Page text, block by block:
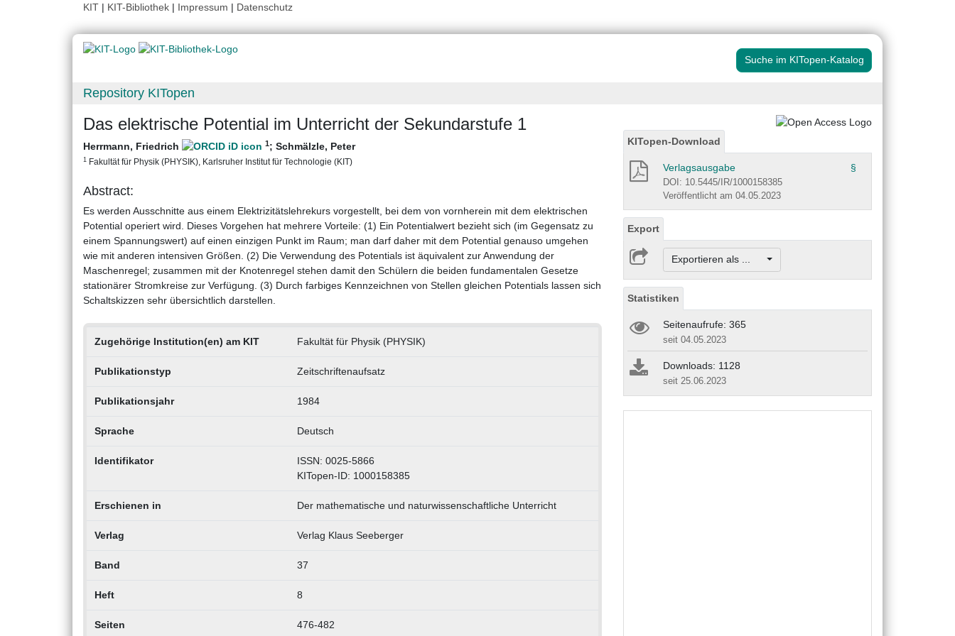
KIT | KIT-Bibliothek | Impressum | Datenschutz
Suche im KITopen-Katalog
Repository KITopen
Das elektrische Potential im Unterricht der Sekundarstufe 1
Herrmann, Friedrich 1; Schmälzle, Peter
1 Fakultät für Physik (PHYSIK), Karlsruher Institut für Technologie (KIT)
Abstract:
Es werden Ausschnitte aus einem Elektrizitätslehrekurs vorgestellt, bei dem von vornherein mit dem elektrischen
Potential operiert wird. Dieses Vorgehen hat mehrere Vorteile: (1) Ein Potentialwert bezieht sich (im Gegensatz zu
einem Spannungswert) auf einen einzigen Punkt im Raum; man darf daher mit dem Potential genauso umgehen
wie mit anderen intensiven Größen. (2) Die Verwendung des Potentials ist äquivalent zur Anwendung der
Maschenregel; zusammen mit der Knotenregel stehen damit den Schülern die beiden fundamentalen Gesetze
stationärer Stromkreise zur Verfügung. (3) Durch farbiges Kennzeichnen von Stellen gleichen Potentials lassen sich
Schaltskizzen sehr übersichtlich darstellen.
Zugehörige Institution(en) am KIT Fakultät für Physik (PHYSIK)
Publikationstyp Zeitschriftenaufsatz
Publikationsjahr 1984
Sprache Deutsch
Identifikator
ISSN: 0025-5866
KITopen-ID: 1000158385
Erschienen in Der mathematische und naturwissenschaftliche Unterricht
Verlag Verlag Klaus Seeberger
Band 37
Heft 8
Seiten 476-482
KITopen-Download
Verlagsausgabe §
DOI: 10.5445/IR/1000158385
Veröffentlicht am 04.05.2023
Export
Exportieren als ...
Statistiken
Seitenaufrufe: 365
seit 04.05.2023
Downloads: 1128
seit 25.06.2023